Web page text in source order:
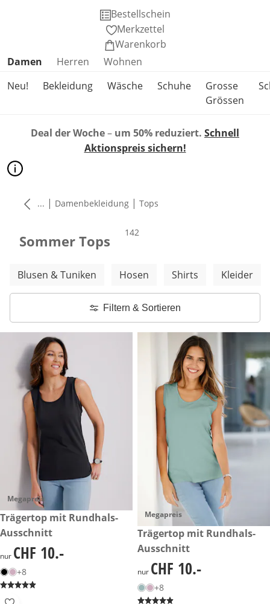
Bestellschein
Merkzettel
Warenkorb
Produktkategorien überspringen
Damen Herren
Wohnen
Neu!
Bekleidung Wäsche Schuhe
Grosse
Grössen
Deal der Woche– um 50% reduziert. Schnell
Aktionspreis sichern!
... | Damenbekleidung | Tops
Sommer Tops Produkte
142
Weitere Kategorien überspringen
Blusen & Tuniken Hosen Shirts Kleider
Filtern & Sortieren
Megapreis
CHF 10.-
Trägertop mit Rundhals-
Ausschnitt
CHF 10.-
nur CHF 10.-
+8
Megapreis
CHF 10.-
Trägertop mit Rundhals-
Ausschnitt
CHF 10.-
nur CHF 10.-
+8